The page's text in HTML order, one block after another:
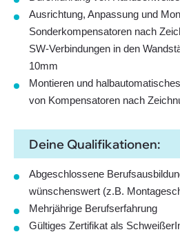
Ausrichtung, Anpassung und
Sonderkompensatoren nach
SW-Verbindungen in den
10mm
Montieren und
von Kompensatoren nach
Deine Qualifikationen:
Abgeschlossene
wünschenswert (z.B.
Mehrjährige Berufserfahrung
Gültiges Zertifikat als